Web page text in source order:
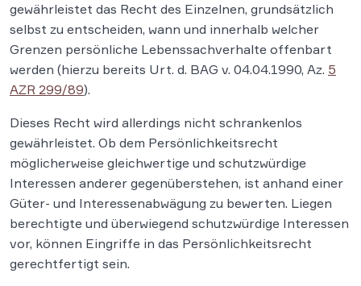
gewährleistet das Recht des Einzelnen, grundsätzlich
selbst zu entscheiden, wann und innerhalb welcher
Grenzen persönliche Lebenssachverhalte offenbart
werden (hierzu bereits Urt. d. BAG v. 04.04.1990, Az. 5
AZR 299/89).
Dieses Recht wird allerdings nicht schrankenlos
gewährleistet. Ob dem Persönlichkeitsrecht
möglicherweise gleichwertige und schutzwürdige
Interessen anderer gegenüberstehen, ist anhand einer
Güter- und Interessenabwägung zu bewerten. Liegen
berechtigte und überwiegend schutzwürdige Interessen
vor, können Eingriffe in das Persönlichkeitsrecht
gerechtfertigt sein.